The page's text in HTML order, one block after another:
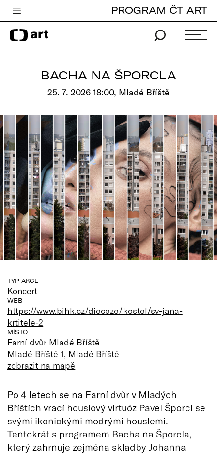
Česká televize
Zpravodajství
Pro děti
edu
Vše o ČT
PROGRAM ČT ART
BACHA NA ŠPORCLA
25. 7. 2026 18:00, Mladé Bříště
TYP AKCE
Koncert
WEB
https://www.bihk.cz/dieceze/kostel/sv-jana-
krtitele-2
MÍSTO
Farní dvůr Mladé Bříště
Mladé Bříště 1, Mladé Bříště
zobrazit na mapě
Po 4 letech se na Farní dvůr v Mladých
Bříštích vrací houslový virtuóz Pavel Šporcl se
svými ikonickými modrými houslemi.
Tentokrát s programem Bacha na Šporcla,
který zahrnuje zejména skladby Johanna